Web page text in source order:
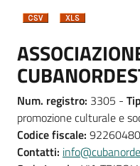
Num. registro: 3305 -
promozione culturale e
Codice fiscale:
Contatti: